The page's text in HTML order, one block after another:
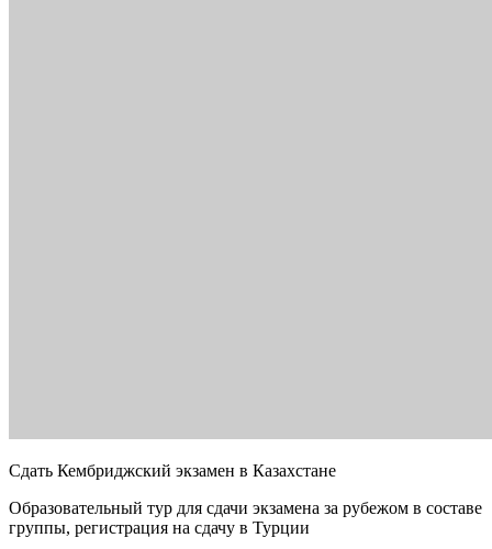
Сдать Кембриджский экзамен в Казахстане
Образовательный тур для сдачи экзамена за рубежом в составе
группы, регистрация на сдачу в Турции